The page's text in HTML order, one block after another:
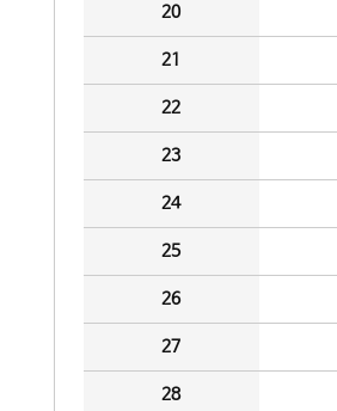
20
21
22
23
24
25
26
27
28